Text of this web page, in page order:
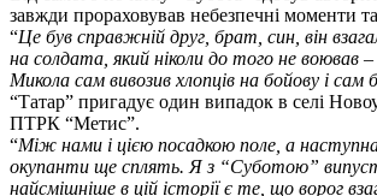
завжди прораховував небезпечні моменти
“Це був справжній друг, брат, син, він
на солдата, який ніколи до того не воював
Микола сам вивозив хлопців на бойову і сам
“Татар” пригадує один випадок в селі
ПТРК “Метис”.
“Між нами і цією посадкою поле, а
окупанти ще сплять. Я з “Суботою”
найсмішніше в цій історії є те, що ворог